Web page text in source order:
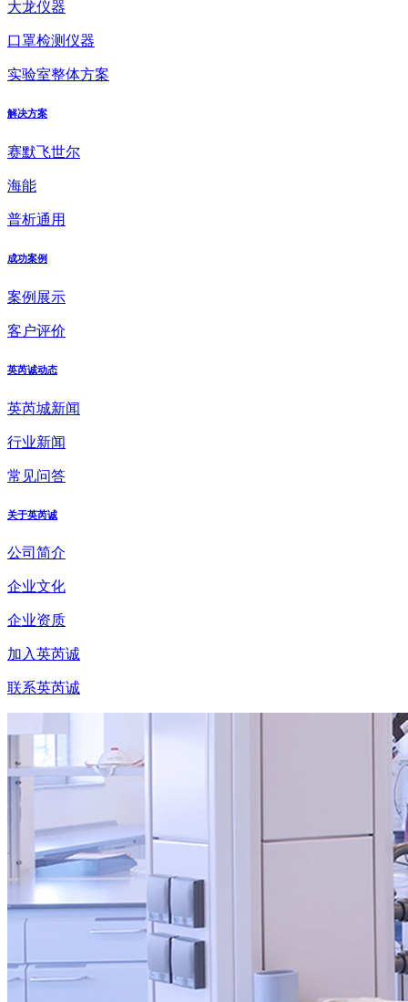
大龙仪器
口罩检测仪器
实验室整体方案
解决方案
赛默飞世尔
海能
普析通用
成功案例
案例展示
客户评价
英芮诚动态
英芮城新闻
行业新闻
常见问答
关于英芮诚
公司简介
企业文化
企业资质
加入英芮诚
联系英芮诚